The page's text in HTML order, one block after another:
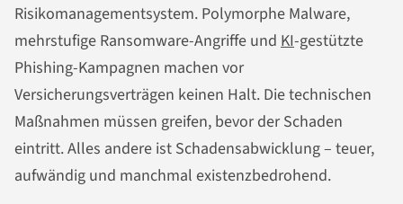
Risikomanagementsystem. Polymorphe Malware,
mehrstufige Ransomware-Angriffe und KI-gestützte
Phishing-Kampagnen machen vor
Versicherungsverträgen keinen Halt. Die technischen
Maßnahmen müssen greifen, bevor der Schaden
eintritt. Alles andere ist Schadensabwicklung – teuer,
aufwändig und manchmal existenzbedrohend.